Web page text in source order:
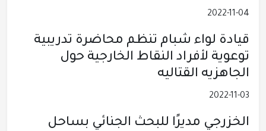
2022-11-04
قيادة لواء شبام تنظم محاضرة تدريبية
توعوية لأفراد النقاط الخارجية حول
الجاهزيه القتاليه
2022-11-03
الخزرجي مديرًا للبحث الجنائي بساحل